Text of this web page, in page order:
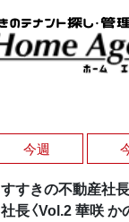
今週
すすきの不動産社
社長〈Vol.2 華咲 か